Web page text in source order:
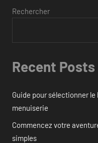
Rechercher
Recent Posts
Guide pour sélectionner
menuiserie
Commencez votre
simples